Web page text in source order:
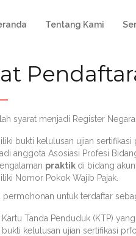
Tentang Kami
syarat menjadi Register
bukti kelulusan ujian sertifikasi
anggota Asosiasi Profesi
praktik di bidang
Nomor Pokok Wajib Pajak.
permohonan untuk terdaftar
Kartu Tanda Penduduk (KTP) yang
bukti kelulusan ujian sertifikasi